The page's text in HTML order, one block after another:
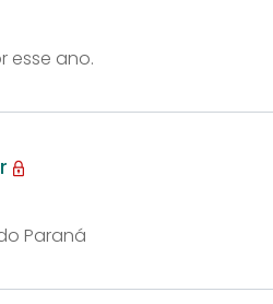
esse ano.
Paraná